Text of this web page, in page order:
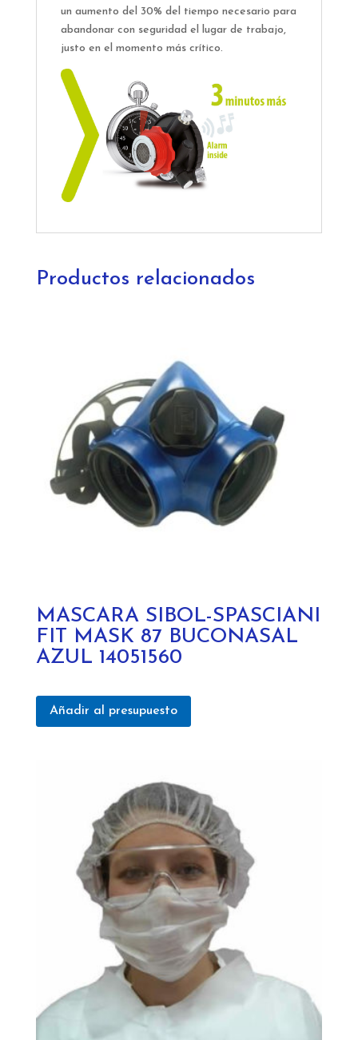
un aumento del 30% del tiempo necesario para
abandonar con seguridad el lugar de trabajo,
justo en el momento más crítico.
Productos relacionados
MASCARA SIBOL-SPASCIANI
FIT MASK 87 BUCONASAL
AZUL 14051560
Añadir al presupuesto